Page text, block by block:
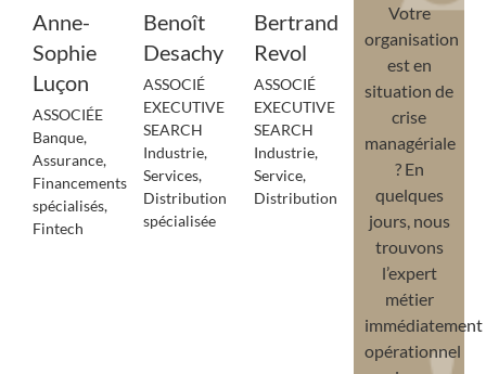
Anne-
Sophie
Luçon
ASSOCIÉE
Banque,
Assurance,
Financements
spécialisés,
Fintech
Benoît
Desachy
ASSOCIÉ
EXECUTIVE
SEARCH
Industrie,
Services,
Distribution
spécialisée
Bertrand
Revol
ASSOCIÉ
EXECUTIVE
SEARCH
Industrie,
Service,
Distribution
Votre
organisation
est en
situation de
crise
managériale
? En
quelques
jours, nous
trouvons
l’expert
métier
immédiatement
opérationnel